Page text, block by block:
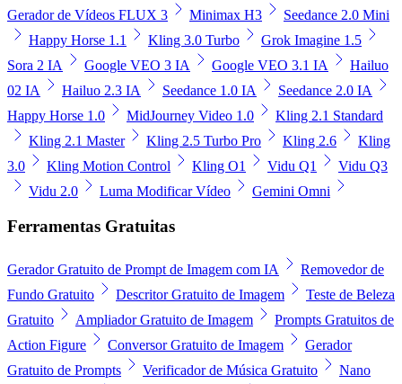
Gerador de Vídeos FLUX 3 Minimax H3
Seedance 2.0 Mini
Happy Horse 1.1
Kling 3.0 Turbo
Grok Imagine 1.5
Sora 2 IA
Google VEO 3 IA Google VEO 3.1 IA
Hailuo
02 IA
Hailuo 2.3 IA Seedance 1.0 IA
Seedance 2.0 IA
Happy Horse 1.0
MidJourney Video 1.0
Kling 2.1 Standard
Kling 2.1 Master
Kling 2.5 Turbo Pro Kling 2.6
Kling
3.0
Kling Motion Control Kling O1 Vidu Q1
Vidu Q3
Vidu 2.0
Luma Modificar Vídeo Gemini Omni
Ferramentas Gratuitas
Gerador Gratuito de Prompt de Imagem com IA
Removedor de
Fundo Gratuito
Descritor Gratuito de Imagem
Teste de Beleza
Gratuito
Ampliador Gratuito de Imagem
Prompts Gratuitos de
Action Figure
Conversor Gratuito de Imagem
Gerador
Gratuito de Prompts
Verificador de Música Gratuito
Nano